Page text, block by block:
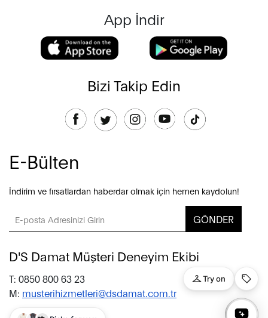
App İndir
Bizi Takip Edin
E-Bülten
İndirim ve fırsatlardan haberdar olmak için hemen kaydolun!
GÖNDER
D'S Damat Müşteri Deneyim Ekibi
T: 0850 800 63 23
M: musterihizmetleri@dsdamat.com.tr